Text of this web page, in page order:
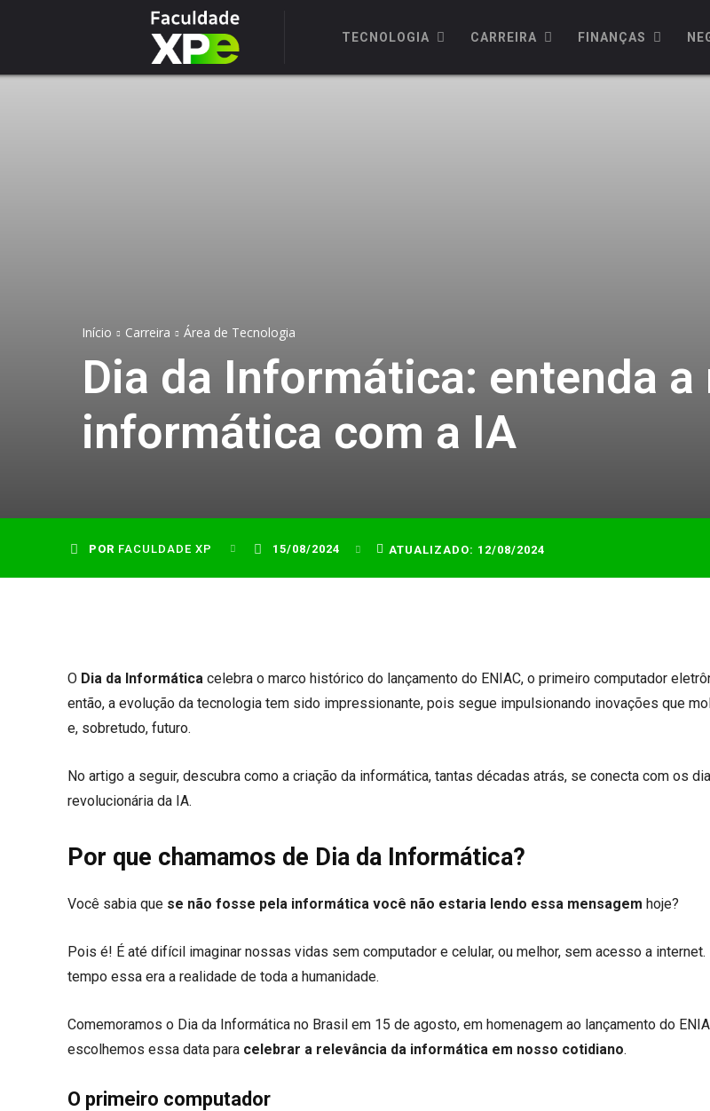
TECNOLOGIA CARREIRA FINANÇAS
Início Carreira Área de Tecnologia
Dia da Informática: entenda a
informática com a IA
POR FACULDADE XP 15/08/2024 ATUALIZADO: 12/08/2024
O Dia da Informática celebra o marco histórico do lançamento do ENIAC, o primeiro computador
então, a evolução da tecnologia tem sido impressionante, pois segue impulsionando inovações que
e, sobretudo, futuro.
No artigo a seguir, descubra como a criação da informática, tantas décadas atrás, se conecta com os
revolucionária da IA.
Por que chamamos de Dia da Informática?
Você sabia que se não fosse pela informática você não estaria lendo essa mensagem hoje?
Pois é! É até difícil imaginar nossas vidas sem computador e celular, ou melhor, sem acesso a
tempo essa era a realidade de toda a humanidade.
Comemoramos o Dia da Informática no Brasil em 15 de agosto, em homenagem ao lançamento do
escolhemos essa data para celebrar a relevância da informática em nosso cotidiano.
O primeiro computador